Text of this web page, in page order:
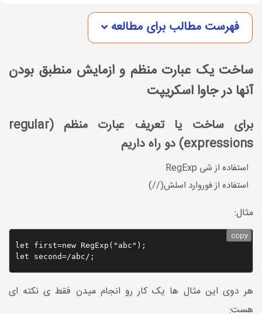
فهرست مطالب برای مطالعه
ساخت یک عبارت منظم و ازمایش منطبق بودن
آنها در جاوا اسکریپت
برای ساخت یا تعریف عبارت منظم (regular
expressions) دو راه داریم
استفاده از شی RegExp
استفاده از فوروارد اسلش(//)
مثال:
let first=new RegExp("abc");
let second=/abc/;
copy
هر دوی این مثال ها یک کار رو انجام میدن فقط ی نکته ای
هست: